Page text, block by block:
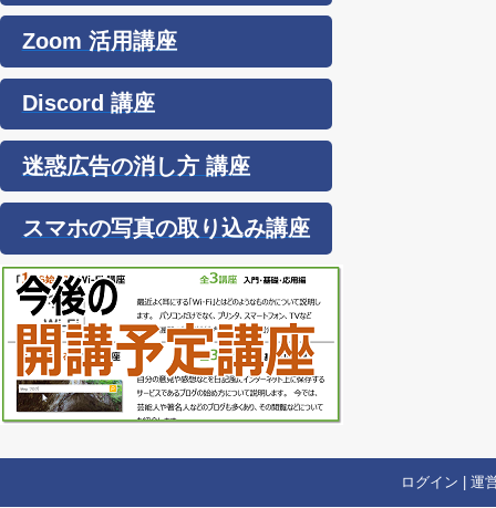
Zoom 活用講座
Discord 講座
迷惑広告の消し方 講座
スマホの写真の取り込み講座
ログイン 運